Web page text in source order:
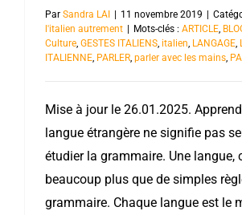
Par Sandra LAI 11 novembre 2019
l'italien autrement
Mots-clés : ARTICLE,
Culture, GESTES ITALIENS, italien, LANGAGE,
ITALIENNE, PARLER, parler avec les mains,
Mise à jour le 26.01.2025.
langue étrangère ne signifie pas
étudier la grammaire. Une langue,
beaucoup plus que de simples
grammaire. Chaque langue est le